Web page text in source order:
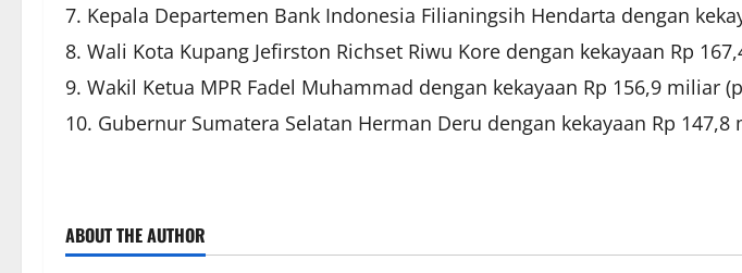
Kepala Departemen Bank Indonesia Filianingsih Hendarta dengan
Wali Kota Kupang Jefirston Richset Riwu Kore dengan kekayaan Rp
Wakil Ketua MPR Fadel Muhammad dengan kekayaan Rp 156,9 miliar
Gubernur Sumatera Selatan Herman Deru dengan kekayaan Rp
ABOUT THE AUTHOR